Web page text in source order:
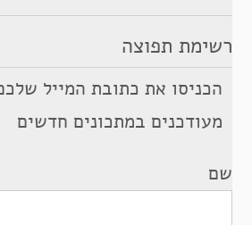
רשימת תפוצה
הכניסו את כתובת המייל
מעודכנים במתכונים חדשים
שם